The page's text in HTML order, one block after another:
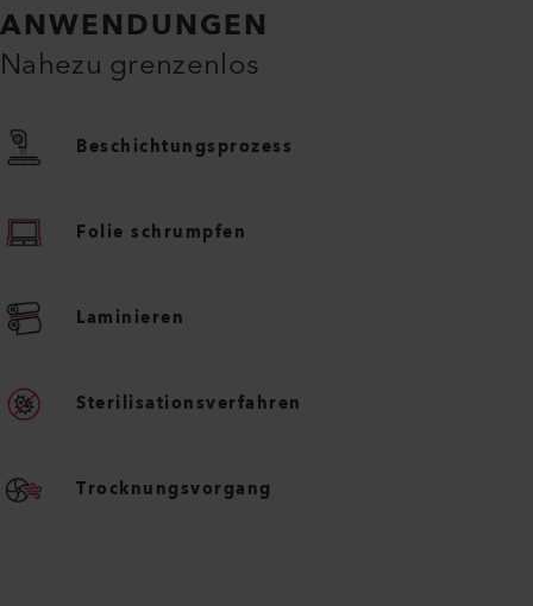
ANWENDUNGEN
Nahezu grenzenlos
Beschichtungsprozess
Folie schrumpfen
Laminieren
Sterilisationsverfahren
Trocknungsvorgang